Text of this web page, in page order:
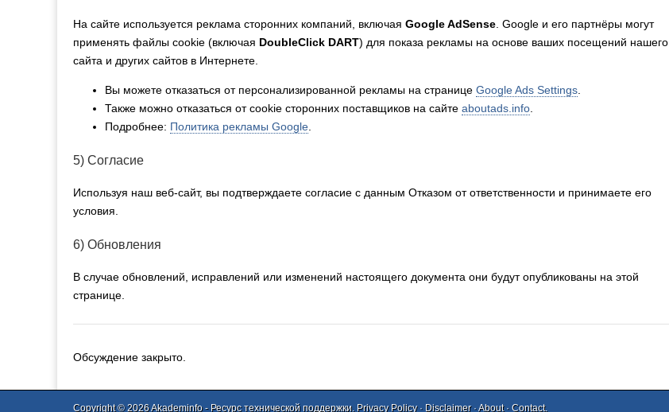
На сайте используется реклама сторонних компаний, включая Google AdSense. Google и его партнёры могут
применять файлы cookie (включая DoubleClick DART) для показа рекламы на основе ваших посещений нашего
сайта и других сайтов в Интернете.
Вы можете отказаться от персонализированной рекламы на странице Google Ads Settings.
Также можно отказаться от cookie сторонних поставщиков на сайте aboutads.info.
Подробнее: Политика рекламы Google.
5) Согласие
Используя наш веб-сайт, вы подтверждаете согласие с данным Отказом от ответственности и принимаете его
условия.
6) Обновления
В случае обновлений, исправлений или изменений настоящего документа они будут опубликованы на этой
странице.
Обсуждение закрыто.
Copyright © 2026Akademinfo - Ресурс технической поддержки. Privacy Policy· Disclaimer·About· Contact.